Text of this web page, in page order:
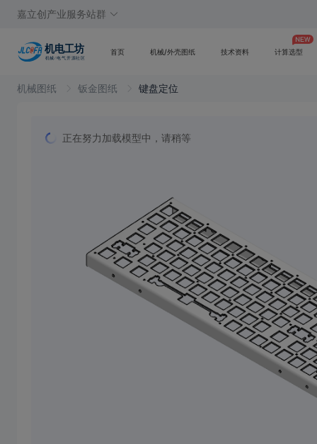
嘉立创产业服务站群
首页 机械/外壳图纸 技术资料 计算选型
机械图纸 钣金图纸 键盘定位
正在努力加载模型中，请稍等